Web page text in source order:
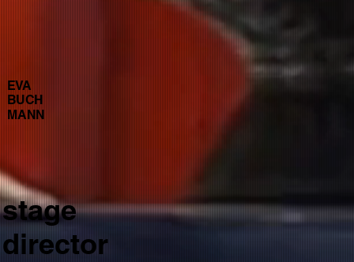
stage
director
EVA
BUCH
MANN